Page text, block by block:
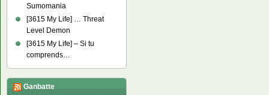
Sumomania
[3615 My Life] … Threat
Level Demon
[3615 My Life] – Si tu
comprends…
Ganbatte